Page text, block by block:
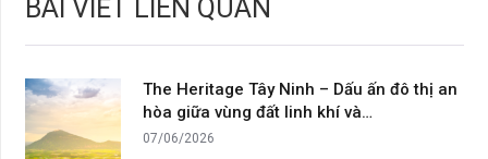
BÀI VIẾT LIÊN QUAN
The Heritage Tây Ninh – Dấu ấn đô thị an
hòa giữa vùng đất linh khí và…
07/06/2026